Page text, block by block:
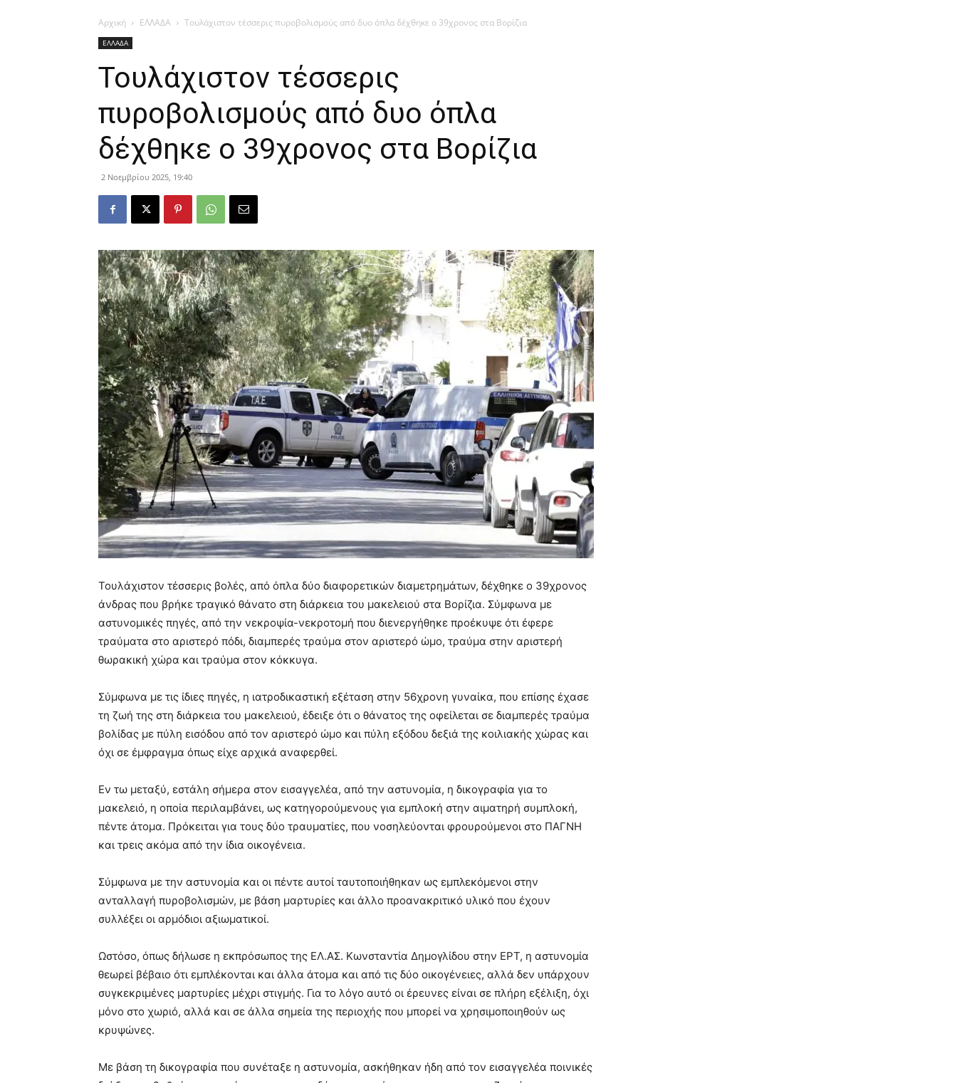
Αρχική ΕΛΛΑΔΑ Τουλάχιστον τέσσερις πυροβολισμούς από δυο όπλα δέχθηκε ο 39χρονος στα Βορίζια
ΕΛΛΑΔΑ
Τουλάχιστον τέσσερις
πυροβολισμούς από δυο όπλα
δέχθηκε ο 39χρονος στα Βορίζια
2 Νοεμβρίου 2025, 19:40
Τουλάχιστον τέσσερις βολές, από όπλα δύο διαφορετικών διαμετρημάτων, δέχθηκε ο 39χρονος
άνδρας που βρήκε τραγικό θάνατο στη διάρκεια του μακελειού στα Βορίζια. Σύμφωνα με
αστυνομικές πηγές, από την νεκροψία-νεκροτομή που διενεργήθηκε προέκυψε ότι έφερε
τραύματα στο αριστερό πόδι, διαμπερές τραύμα στον αριστερό ώμο, τραύμα στην αριστερή
θωρακική χώρα και τραύμα στον κόκκυγα.
Σύμφωνα με τις ίδιες πηγές, η ιατροδικαστική εξέταση στην 56χρονη γυναίκα, που επίσης έχασε
τη ζωή της στη διάρκεια του μακελειού, έδειξε ότι ο θάνατος της οφείλεται σε διαμπερές τραύμα
βολίδας με πύλη εισόδου από τον αριστερό ώμο και πύλη εξόδου δεξιά της κοιλιακής χώρας και
όχι σε έμφραγμα όπως είχε αρχικά αναφερθεί.
Εν τω μεταξύ, εστάλη σήμερα στον εισαγγελέα, από την αστυνομία, η δικογραφία για το
μακελειό, η οποία περιλαμβάνει, ως κατηγορούμενους για εμπλοκή στην αιματηρή συμπλοκή,
πέντε άτομα. Πρόκειται για τους δύο τραυματίες, που νοσηλεύονται φρουρούμενοι στο ΠΑΓΝΗ
και τρεις ακόμα από την ίδια οικογένεια.
Σύμφωνα με την αστυνομία και οι πέντε αυτοί ταυτοποιήθηκαν ως εμπλεκόμενοι στην
ανταλλαγή πυροβολισμών, με βάση μαρτυρίες και άλλο προανακριτικό υλικό που έχουν
συλλέξει οι αρμόδιοι αξιωματικοί.
Ωστόσο, όπως δήλωσε η εκπρόσωπος της ΕΛ.ΑΣ. Κωνσταντία Δημογλίδου στην ΕΡΤ, η αστυνομία
θεωρεί βέβαιο ότι εμπλέκονται και άλλα άτομα και από τις δύο οικογένειες, αλλά δεν υπάρχουν
συγκεκριμένες μαρτυρίες μέχρι στιγμής. Για το λόγο αυτό οι έρευνες είναι σε πλήρη εξέλιξη, όχι
μόνο στο χωριό, αλλά και σε άλλα σημεία της περιοχής που μπορεί να χρησιμοποιηθούν ως
κρυψώνες.
Με βάση τη δικογραφία που συνέταξε η αστυνομία, ασκήθηκαν ήδη από τον εισαγγελέα ποινικές